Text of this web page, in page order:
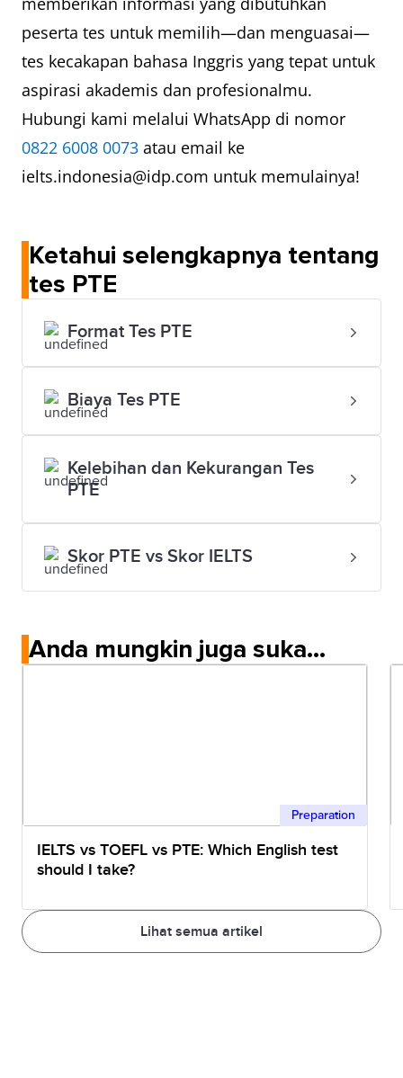
peserta tes untuk memilih—dan menguasai—
tes kecakapan bahasa Inggris yang tepat untuk
aspirasi akademis dan profesionalmu.
Hubungi kami melalui WhatsApp di nomor
0822 6008 0073 atau email ke
ielts.indonesia@idp.com untuk memulainya!
Ketahui selengkapnya tentang
tes PTE
Format Tes PTE
Biaya Tes PTE
Kelebihan dan Kekurangan Tes
PTE
Skor PTE vs Skor IELTS
Anda mungkin juga suka...
Lihat semua artikel
Preparation
IELTS vs TOEFL vs PTE: Which English test
should I take?